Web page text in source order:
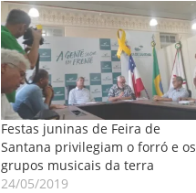
Festas juninas de Feira de
Santana privilegiam o forró e os
grupos musicais da terra
24/05/2019